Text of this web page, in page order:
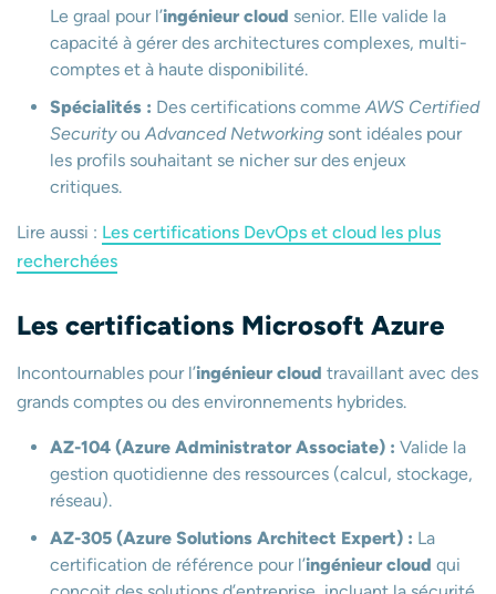
Le graal pour l’ingénieur cloud senior. Elle valide la
capacité à gérer des architectures complexes, multi-
comptes et à haute disponibilité.
Spécialités : Des certifications commeAWS Certified
SecurityouAdvanced Networking sont idéales pour
les profils souhaitant se nicher sur des enjeux
critiques.
Lire aussi : Les certifications DevOps et cloud les plus
recherchées
Les certifications Microsoft Azure
Incontournables pour l’ingénieur cloud travaillant avec des
grands comptes ou des environnements hybrides.
AZ-104 (Azure Administrator Associate) : Valide la
gestion quotidienne des ressources (calcul, stockage,
réseau).
AZ-305 (Azure Solutions Architect Expert) : La
certification de référence pour l’ingénieur cloud qui